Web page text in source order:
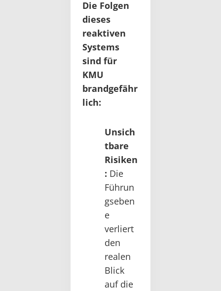
Die Folgen
dieses
reaktiven
Systems
sind für
KMU
brandgefähr
lich:
Unsich
tbare
Risiken
: Die
Führun
gseben
e
verliert
den
realen
Blick
auf die